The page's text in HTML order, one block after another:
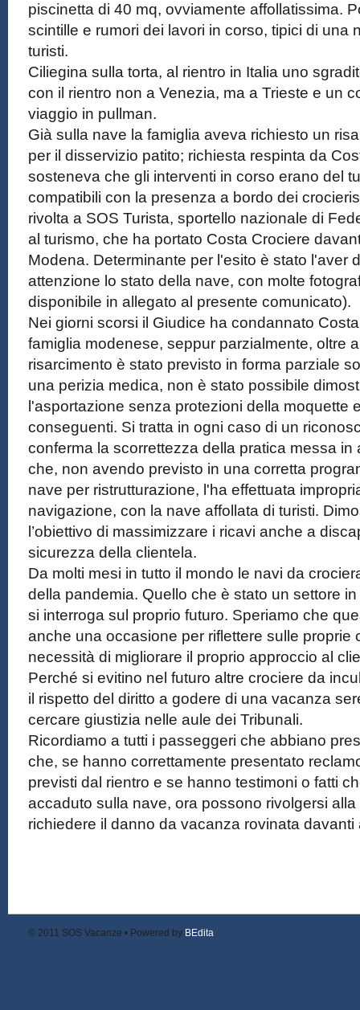
piscinetta di 40 mq, ovviamente affollatissima.
scintille e rumori dei lavori in corso, tipici di una
turisti.
Ciliegina sulla torta, al rientro in Italia uno
con il rientro non a Venezia, ma a Trieste e un
viaggio in pullman.
Già sulla nave la famiglia aveva richiesto un
per il disservizio patito; richiesta respinta da
sosteneva che gli interventi in corso erano del
compatibili con la presenza a bordo dei
rivolta a SOS Turista, sportello nazionale di
al turismo, che ha portato Costa Crociere
Modena. Determinante per l'esito è stato l'aver
attenzione lo stato della nave, con molte
disponibile in allegato al presente comunicato).
Nei giorni scorsi il Giudice ha condannato
famiglia modenese, seppur parzialmente, oltre
risarcimento è stato previsto in forma parziale
una perizia medica, non è stato possibile
l'asportazione senza protezioni della moquette
conseguenti. Si tratta in ogni caso di un
conferma la scorrettezza della pratica messa in
che, non avendo previsto in una corretta
nave per ristrutturazione, l'ha effettuata
navigazione, con la nave affollata di turisti.
l’obiettivo di massimizzare i ricavi anche a
sicurezza della clientela.
Da molti mesi in tutto il mondo le navi da
della pandemia. Quello che è stato un settore
si interroga sul proprio futuro. Speriamo che
anche una occasione per riflettere sulle proprie
necessità di migliorare il proprio approccio al
Perché si evitino nel futuro altre crociere da
il rispetto del diritto a godere di una vacanza
cercare giustizia nelle aule dei Tribunali.
Ricordiamo a tutti i passeggeri che abbiano
che, se hanno correttamente presentato
previsti dal rientro e se hanno testimoni o fatti
accaduto sulla nave, ora possono rivolgersi
richiedere il danno da vacanza rovinata davanti
© 2011 SOS Vacanze • Powered by BEdita